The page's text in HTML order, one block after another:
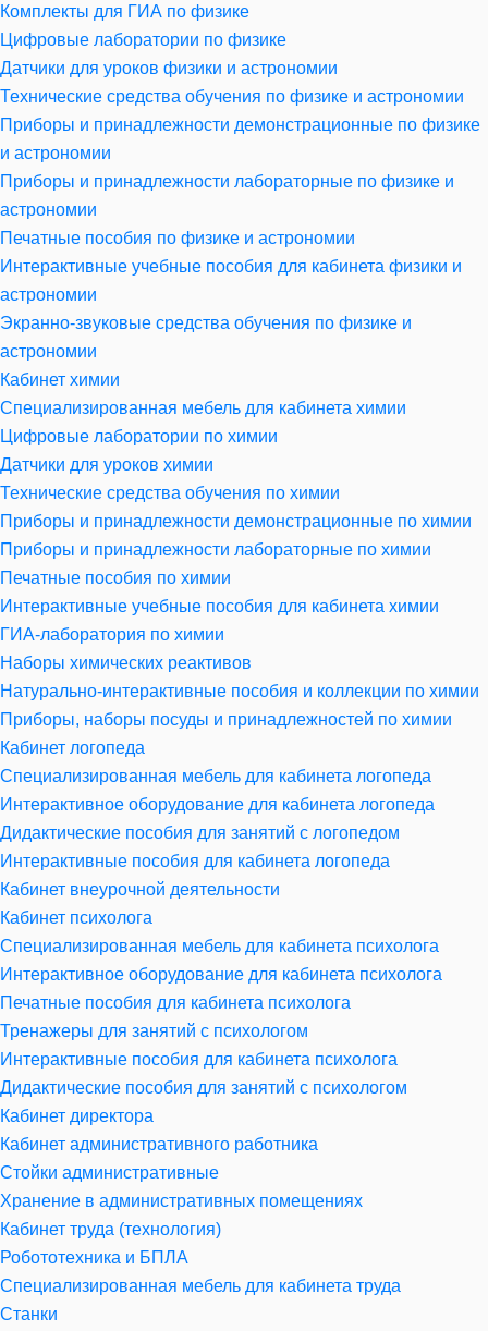
Комплекты для ГИА по физике
Цифровые лаборатории по физике
Датчики для уроков физики и астрономии
Технические средства обучения по физике и астрономии
Приборы и принадлежности демонстрационные по физике
и астрономии
Приборы и принадлежности лабораторные по физике и
астрономии
Печатные пособия по физике и астрономии
Интерактивные учебные пособия для кабинета физики и
астрономии
Экранно-звуковые средства обучения по физике и
астрономии
Кабинет химии
Специализированная мебель для кабинета химии
Цифровые лаборатории по химии
Датчики для уроков химии
Технические средства обучения по химии
Приборы и принадлежности демонстрационные по химии
Приборы и принадлежности лабораторные по химии
Печатные пособия по химии
Интерактивные учебные пособия для кабинета химии
ГИА-лаборатория по химии
Наборы химических реактивов
Натурально-интерактивные пособия и коллекции по химии
Приборы, наборы посуды и принадлежностей по химии
Кабинет логопеда
Специализированная мебель для кабинета логопеда
Интерактивное оборудование для кабинета логопеда
Дидактические пособия для занятий с логопедом
Интерактивные пособия для кабинета логопеда
Кабинет внеурочной деятельности
Кабинет психолога
Специализированная мебель для кабинета психолога
Интерактивное оборудование для кабинета психолога
Печатные пособия для кабинета психолога
Тренажеры для занятий с психологом
Интерактивные пособия для кабинета психолога
Дидактические пособия для занятий с психологом
Кабинет директора
Кабинет административного работника
Стойки административные
Хранение в административных помещениях
Кабинет труда (технология)
Робототехника и БПЛА
Специализированная мебель для кабинета труда
Станки